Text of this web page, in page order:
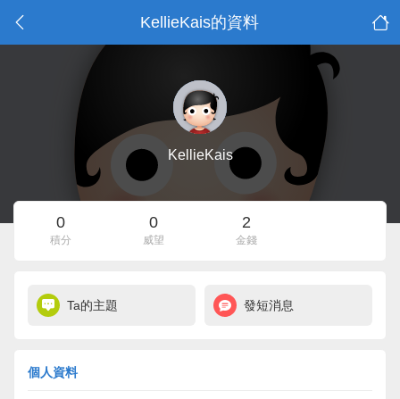
KellieKais的資料
KellieKais
0
積分
0
威望
2
金錢
Ta的主題 發短消息
個人資料